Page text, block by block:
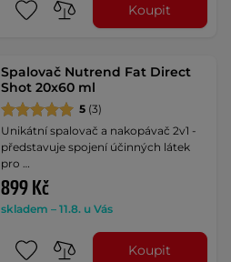
Koupit
Spalovač Nutrend Fat Direct
Shot 20x60 ml
5 (3)
Unikátní spalovač a nakopávač 2v1 -
představuje spojení účinných látek
pro …
899 Kč
skladem – 11.8. u Vás
Koupit